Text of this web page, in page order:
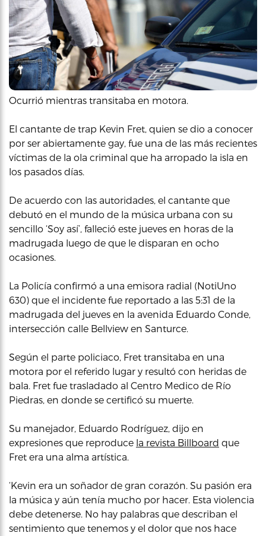
Ocurrió mientras transitaba en motora.
El cantante de trap Kevin Fret, quien se dio a conocer
por ser abiertamente gay, fue una de las más recientes
víctimas de la ola criminal que ha arropado la isla en
los pasados días.
De acuerdo con las autoridades, el cantante que
debutó en el mundo de la música urbana con su
sencillo ‘Soy así’, falleció este jueves en horas de la
madrugada luego de que le disparan en ocho
ocasiones.
La Policía confirmó a una emisora radial (NotiUno
630) que el incidente fue reportado a las 5:31 de la
madrugada del jueves en la avenida Eduardo Conde,
intersección calle Bellview en Santurce.
Según el parte policiaco, Fret transitaba en una
motora por el referido lugar y resultó con heridas de
bala. Fret fue trasladado al Centro Medico de Río
Piedras, en donde se certificó su muerte.
Su manejador, Eduardo Rodríguez, dijo en
expresiones que reproduce la revista Billboard que
Fret era una alma artística.
‘Kevin era un soñador de gran corazón. Su pasión era
la música y aún tenía mucho por hacer. Esta violencia
debe detenerse. No hay palabras que describan el
sentimiento que tenemos y el dolor que nos hace